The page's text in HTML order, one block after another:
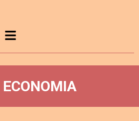
ECONOMIA